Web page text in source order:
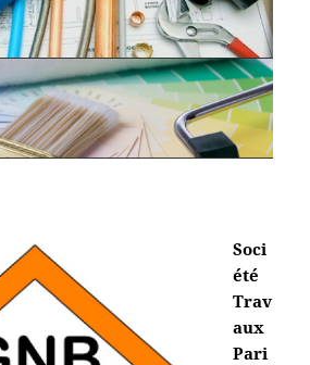
Soci
été
Trav
aux
Pari